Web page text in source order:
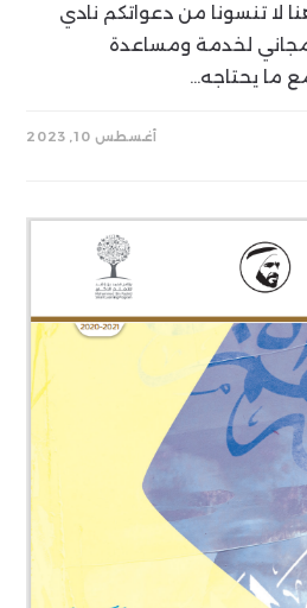
لا تنسونا من دعواتكم نادي
لخدمة ومساعدة
ما يحتاجه…
أغسطس 10, 2023